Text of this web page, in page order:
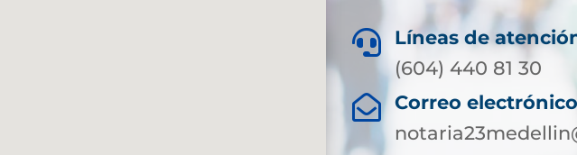

Líneas de
(604) 440 81 30

Correo